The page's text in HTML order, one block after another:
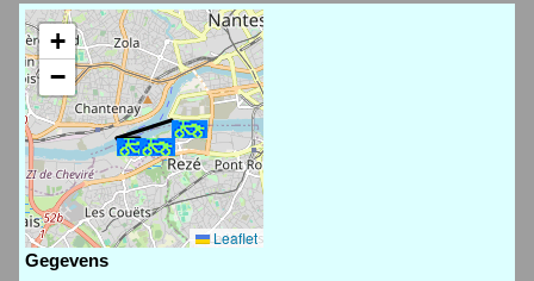
+
−
Leaflet
Gegevens